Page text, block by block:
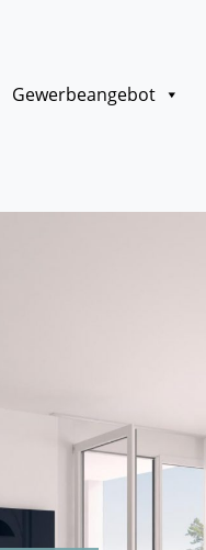
Gewerbeangebot